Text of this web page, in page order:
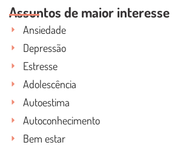
Assuntos de maior interesse
Ansiedade
Depressão
Estresse
Adolescência
Autoestima
Autoconhecimento
Bem estar